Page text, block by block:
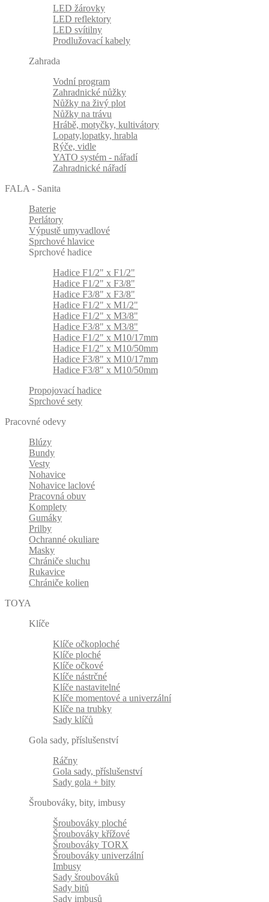
LED žárovky
LED reflektory
LED svítilny
Prodlužovací kabely
Zahrada
Vodní program
Zahradnické nůžky
Nůžky na živý plot
Nůžky na trávu
Hrábě, motyčky, kultivátory
Lopaty,lopatky, hrabla
Rýče, vidle
YATO systém - nářadí
Zahradnické nářadí
FALA - Sanita
Baterie
Perlátory
Výpustě umyvadlové
Sprchové hlavice
Sprchové hadice
Hadice F1/2" x F1/2"
Hadice F1/2" x F3/8"
Hadice F3/8" x F3/8"
Hadice F1/2" x M1/2"
Hadice F1/2" x M3/8"
Hadice F3/8" x M3/8"
Hadice F1/2" x M10/17mm
Hadice F1/2" x M10/50mm
Hadice F3/8" x M10/17mm
Hadice F3/8" x M10/50mm
Propojovací hadice
Sprchové sety
Pracovné odevy
Blúzy
Bundy
Vesty
Nohavice
Nohavice laclové
Pracovná obuv
Komplety
Gumáky
Prilby
Ochranné okuliare
Masky
Chrániče sluchu
Rukavice
Chrániče kolien
TOYA
Klíče
Klíče očkoploché
Klíče ploché
Klíče očkové
Klíče nástrčné
Klíče nastavitelné
Klíče momentové a univerzální
Klíče na trubky
Sady klíčů
Gola sady, příslušenství
Ráčny
Gola sady, příslušenství
Sady gola + bity
Šroubováky, bity, imbusy
Šroubováky ploché
Šroubováky křížové
Šroubováky TORX
Šroubováky univerzální
Imbusy
Sady šroubováků
Sady bitů
Sady imbusů